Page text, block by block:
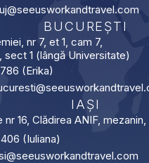
BUCUREȘTI​
nr 7, et 1, cam 7,
sect 1 (lângă Universitate)
(Erika)
IAȘI​
nr 16, Clădirea ANIF,
(Iuliana)